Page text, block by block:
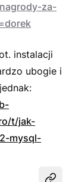
za-
instalacji
ubogie i
t/jak-
mysql-